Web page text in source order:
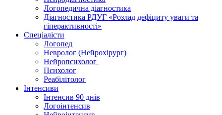
Логопедична діагностика
Діагностика РДУГ «Розлад дефіциту уваги та
гіперактивності»
Спеціалісти
Логопед
Невролог (Нейрохірург)
Нейропсихолог
Психолог
Реабілітолог
Інтенсиви
Інтенсив 90 днів
Логоінтенсив